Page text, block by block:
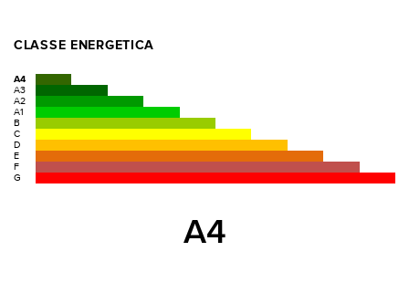
CLASSE ENERGETICA
A4
A3
A2
A1
B
C
D
E
F
G
A4